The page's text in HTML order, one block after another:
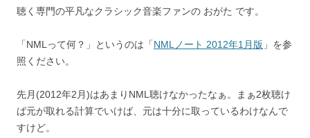
聴く専門の平凡なクラシック音楽ファンの おがた です。
「NMLって何？」というのは「NMLノート 2012年1月版 」を参
照ください。
先月(2012年2月)はあまりNML聴けなかったなぁ。まぁ2枚聴け
ば元が取れる計算でいけば、元は十分に取っているわけなんで
すけど。